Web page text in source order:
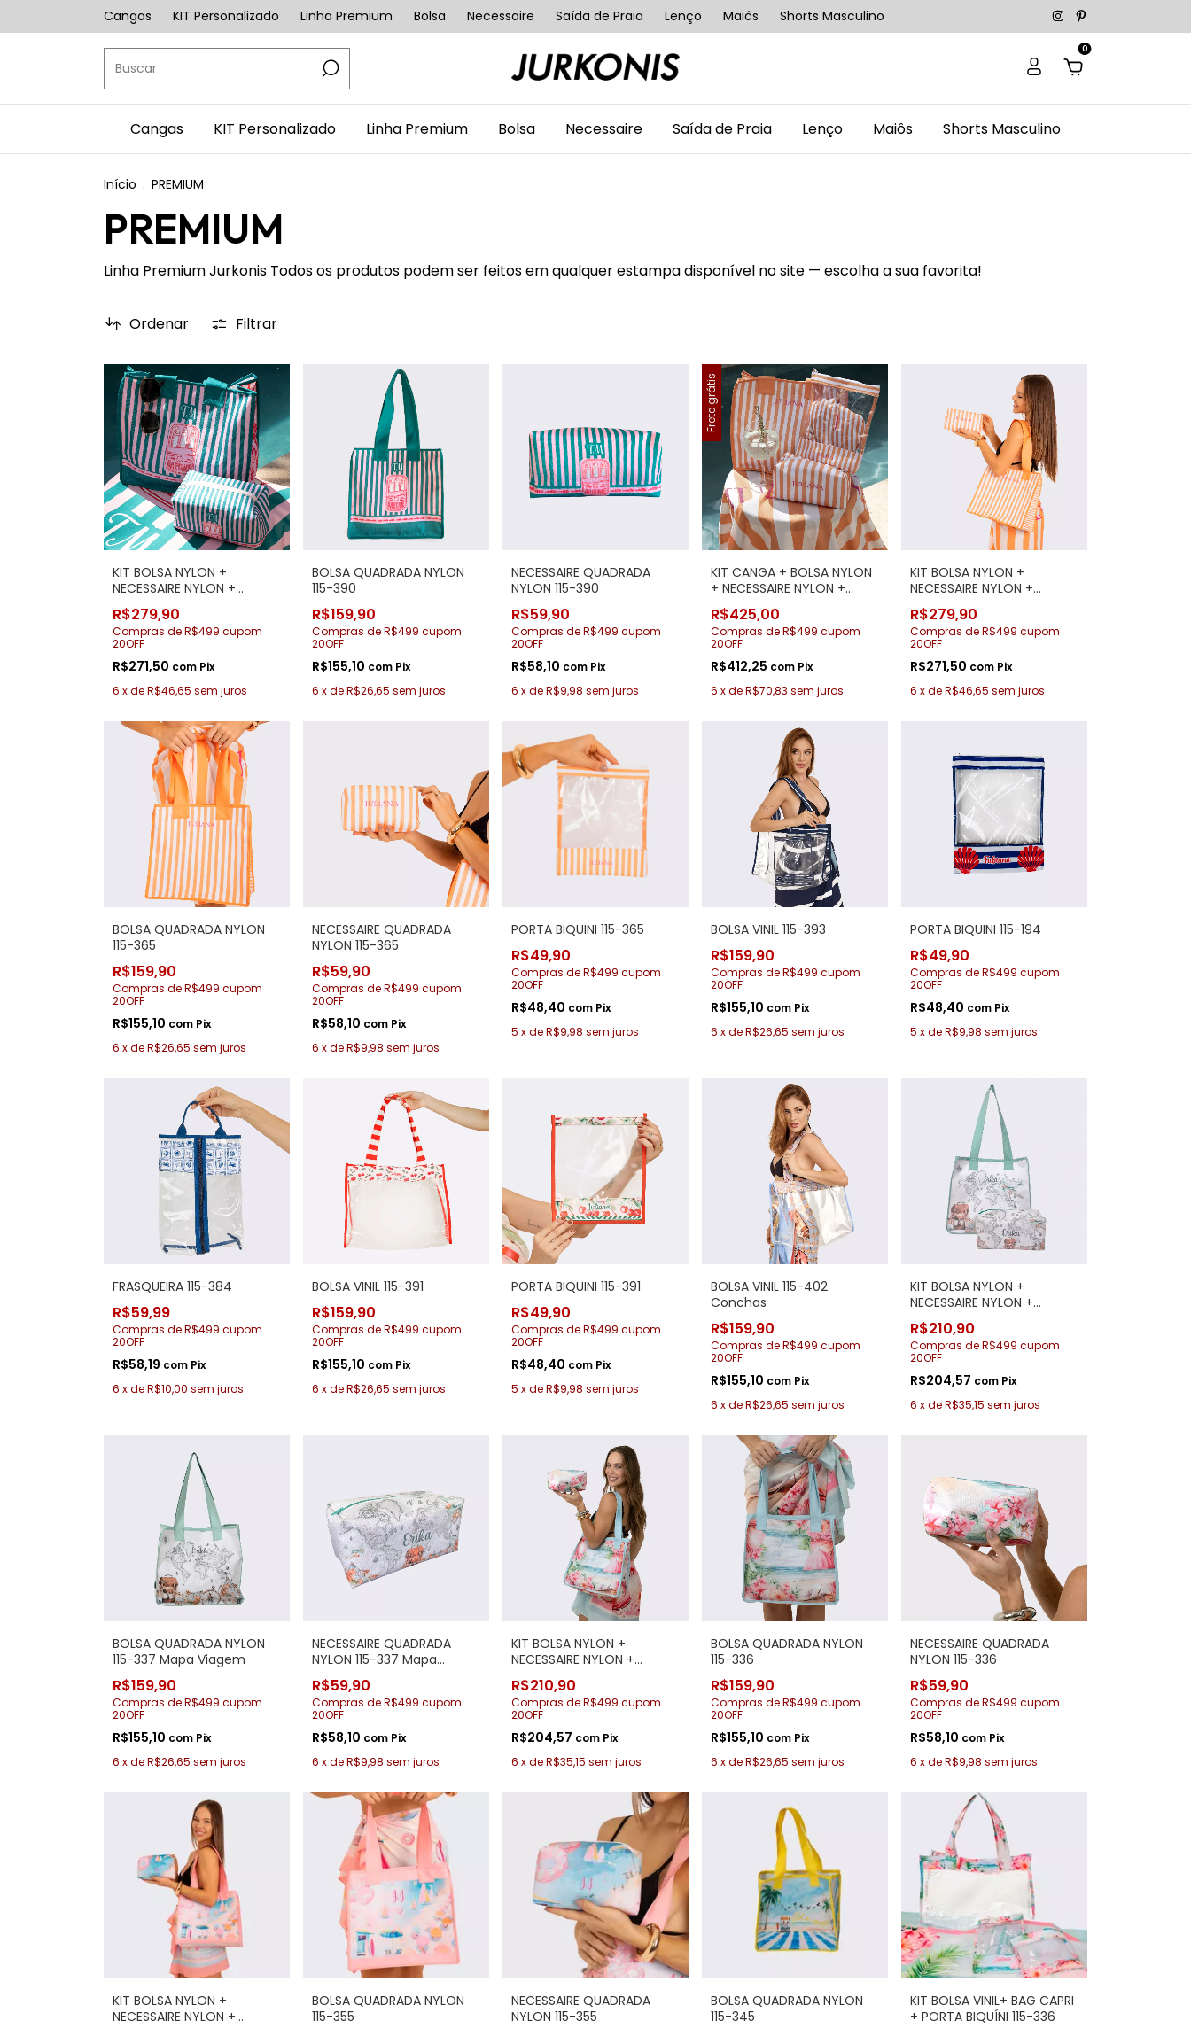
Cangas KIT Personalizado Linha Premium Bolsa Necessaire Saída de Praia Lenço Maiôs Shorts Masculino
0
Cangas KIT Personalizado Linha Premium Bolsa Necessaire Saída de Praia Lenço Maiôs Shorts Masculino
Início . PREMIUM
PREMIUM
Linha Premium Jurkonis Todos os produtos podem ser feitos em qualquer estampa disponível no site — escolha a sua favorita!
Ordenar Filtrar
KIT BOLSA NYLON +
NECESSAIRE NYLON +
CANGA 115-390
R$279,90
Compras de R$499 cupom
20OFF
R$271,50 com Pix
6 xdeR$46,65 sem juros
BOLSA QUADRADA NYLON
115-390
R$159,90
Compras de R$499 cupom
20OFF
R$155,10 com Pix
6 xdeR$26,65 sem juros
NECESSAIRE QUADRADA
NYLON 115-390
R$59,90
Compras de R$499 cupom
20OFF
R$58,10 com Pix
6 xdeR$9,98 sem juros
Frete grátis
KIT CANGA + BOLSA NYLON
+ NECESSAIRE NYLON +
PORTA BIQUINI + MAIÔ 115-
365 Listra
R$425,00
Compras de R$499 cupom
20OFF
R$412,25 com Pix
6 xdeR$70,83 sem juros
KIT BOLSA NYLON +
NECESSAIRE NYLON +
CANGA 115-365
R$279,90
Compras de R$499 cupom
20OFF
R$271,50 com Pix
6 xdeR$46,65 sem juros
BOLSA QUADRADA NYLON
115-365
R$159,90
Compras de R$499 cupom
20OFF
R$155,10 com Pix
6 xdeR$26,65 sem juros
NECESSAIRE QUADRADA
NYLON 115-365
R$59,90
Compras de R$499 cupom
20OFF
R$58,10 com Pix
6 xdeR$9,98 sem juros
PORTA BIQUINI 115-365
R$49,90
Compras de R$499 cupom
20OFF
R$48,40 com Pix
5 xdeR$9,98 sem juros
BOLSA VINIL 115-393
R$159,90
Compras de R$499 cupom
20OFF
R$155,10 com Pix
6 xdeR$26,65 sem juros
PORTA BIQUINI 115-194
R$49,90
Compras de R$499 cupom
20OFF
R$48,40 com Pix
5 xdeR$9,98 sem juros
FRASQUEIRA 115-384
R$59,99
Compras de R$499 cupom
20OFF
R$58,19 com Pix
6 xdeR$10,00 sem juros
BOLSA VINIL 115-391
R$159,90
Compras de R$499 cupom
20OFF
R$155,10 com Pix
6 xdeR$26,65 sem juros
PORTA BIQUINI 115-391
R$49,90
Compras de R$499 cupom
20OFF
R$48,40 com Pix
5 xdeR$9,98 sem juros
BOLSA VINIL 115-402
Conchas
R$159,90
Compras de R$499 cupom
20OFF
R$155,10 com Pix
6 xdeR$26,65 sem juros
KIT BOLSA NYLON +
NECESSAIRE NYLON +
CANGA 115-337 Mapa
Viagem
R$210,90
Compras de R$499 cupom
20OFF
R$204,57 com Pix
6 xdeR$35,15 sem juros
BOLSA QUADRADA NYLON
115-337 Mapa Viagem
R$159,90
Compras de R$499 cupom
20OFF
R$155,10 com Pix
6 xdeR$26,65 sem juros
NECESSAIRE QUADRADA
NYLON 115-337 Mapa
Viagem
R$59,90
Compras de R$499 cupom
20OFF
R$58,10 com Pix
6 xdeR$9,98 sem juros
KIT BOLSA NYLON +
NECESSAIRE NYLON +
CANGA 115-336
R$210,90
Compras de R$499 cupom
20OFF
R$204,57 com Pix
6 xdeR$35,15 sem juros
BOLSA QUADRADA NYLON
115-336
R$159,90
Compras de R$499 cupom
20OFF
R$155,10 com Pix
6 xdeR$26,65 sem juros
NECESSAIRE QUADRADA
NYLON 115-336
R$59,90
Compras de R$499 cupom
20OFF
R$58,10 com Pix
6 xdeR$9,98 sem juros
KIT BOLSA NYLON +
NECESSAIRE NYLON +
CANGA 115-355
BOLSA QUADRADA NYLON
115-355
NECESSAIRE QUADRADA
NYLON 115-355
BOLSA QUADRADA NYLON
115-345
KIT BOLSA VINIL+ BAG CAPRI
+ PORTA BIQUÍNI 115-336